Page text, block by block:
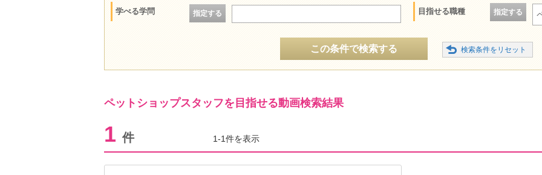
学べる学問 指定する 目指せる職種 指定する
この条件で検索する
ペットショップスタッフを目指せる動画検索結果
1 件 1-1件を表示